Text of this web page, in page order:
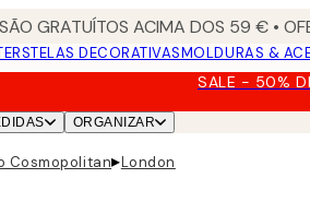
GRATUÍTOS ACIMA DOS 59 € •
TELAS DECORATIVASMOLDURAS &
SALE - 50%
ORGANIZAR
Cosmopolitan▸London